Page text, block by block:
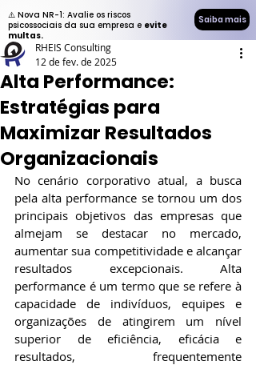
⚠️ Nova NR-1: Avalie os riscos
psicossociais da sua empresa e evite
multas.
Saiba mais
Alta Performance:
Estratégias para
Maximizar Resultados
Organizacionais
RHEIS Consulting
12 de fev. de 2025
No cenário corporativo atual, a busca
pela alta performance se tornou um dos
principais objetivos das empresas que
almejam se destacar no mercado,
aumentar sua competitividade e alcançar
resultados excepcionais. Alta
performance é um termo que se refere à
capacidade de indivíduos, equipes e
organizações de atingirem um nível
superior de eficiência, eficácia e
resultados, frequentemente